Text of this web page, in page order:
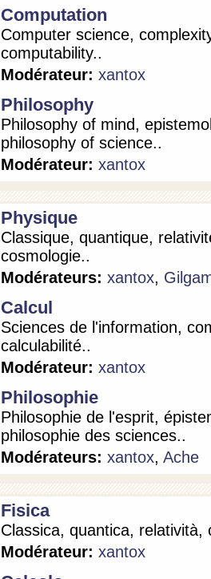
Computation
Computer science,
computability..
Modérateur: xantox
Philosophy
Philosophy of mind,
philosophy of science..
Modérateur: xantox
Physique
Classique, quantique,
cosmologie..
Modérateurs: xantox,
Calcul
Sciences de l'information,
calculabilité..
Modérateur: xantox
Philosophie
Philosophie de l'esprit,
philosophie des sciences..
Modérateurs: xantox, Ache
Fisica
Classica, quantica, relatività,
Modérateur: xantox